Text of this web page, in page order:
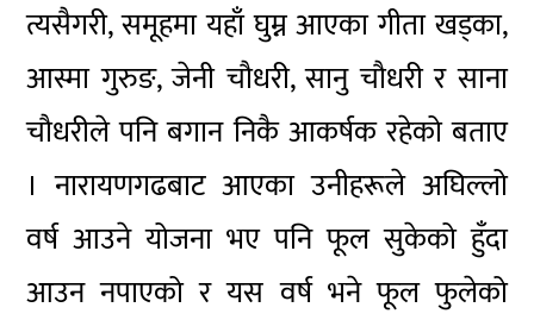
त्यसैगरी, समूहमा यहाँ घुम्न आएका गीता खड्का,
आस्मा गुरुङ, जेनी चौधरी, सानु चौधरी र साना
चौधरीले पनि बगान निकै आकर्षक रहेको बताए
। नारायणगढबाट आएका उनीहरूले अघिल्लो
वर्ष आउने योजना भए पनि फूल सुकेको हुँदा
आउन नपाएको र यस वर्ष भने फूल फुलेको